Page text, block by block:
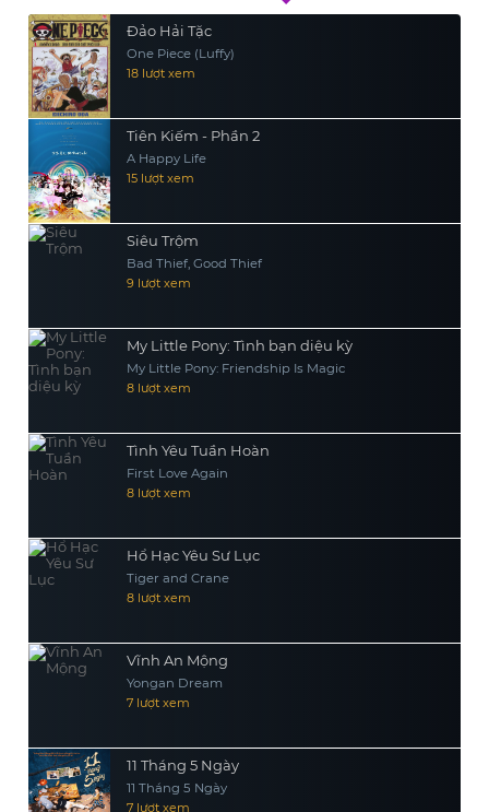
Đảo Hải Tặc
One Piece (Luffy)
18 lượt xem
Tiên Kiếm - Phần 2
A Happy Life
15 lượt xem
Siêu Trộm
Bad Thief, Good Thief
9 lượt xem
My Little Pony: Tình bạn diệu kỳ
My Little Pony: Friendship Is Magic
8 lượt xem
Tình Yêu Tuần Hoàn
First Love Again
8 lượt xem
Hổ Hạc Yêu Sư Lục
Tiger and Crane
8 lượt xem
Vĩnh An Mộng
Yongan Dream
7 lượt xem
11 Tháng 5 Ngày
11 Tháng 5 Ngày
7 lượt xem